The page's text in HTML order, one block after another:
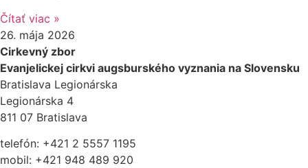
Čítať viac »
26. mája 2026
Cirkevný zbor
Evanjelickej cirkvi augsburského vyznania na Slovensku
Bratislava Legionárska
Legionárska 4
811 07 Bratislava
telefón: +421 2 5557 1195
mobil: +421 948 489 920